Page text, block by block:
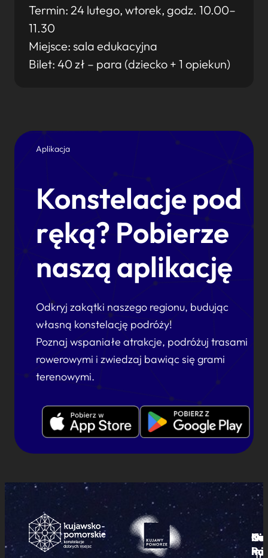
Termin: 24 lutego, wtorek, godz. 10.00–
11.30
Miejsce: sala edukacyjna
Bilet: 40 zł – para (dziecko + 1 opiekun)
Aplikacja
Konstelacje pod
ręką? Pobierze
naszą aplikację
Odkryj zakątki naszego regionu, budując
własną konstelację podróży!
Poznaj wspaniałe atrakcje, podróżuj trasami
rowerowymi i zwiedzaj bawiąc się grami
terenowymi.
i